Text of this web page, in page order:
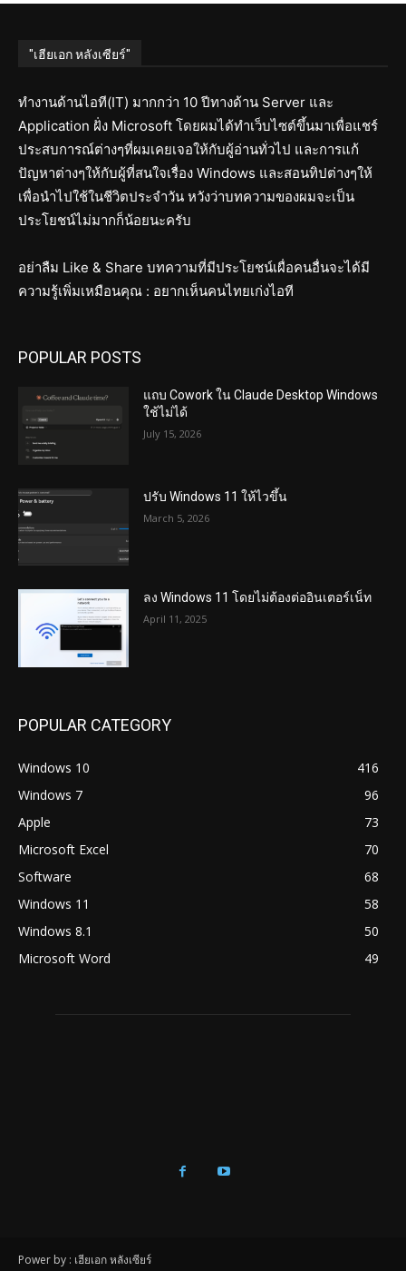
"เฮียเอก หลังเซียร์"
ทำงานด้านไอที(IT) มากกว่า 10 ปีทางด้าน Server และ
Application ฝั่ง Microsoft โดยผมได้ทำเว็บไซต์ขึ้นมาเพื่อแชร์
ประสบการณ์ต่างๆที่ผมเคยเจอให้กับผู้อ่านทั่วไป และการแก้
ปัญหาต่างๆให้กับผู้ที่สนใจเรื่อง Windows และสอนทิปต่างๆให้
เพื่อนำไปใช้ในชีวิตประจำวัน หวังว่าบทความของผมจะเป็น
ประโยชน์ไม่มากก็น้อยนะครับ
อย่าลืม Like & Share บทความที่มีประโยชน์เผื่อคนอื่นจะได้มี
ความรู้เพิ่มเหมือนคุณ : อยากเห็นคนไทยเก่งไอที
POPULAR POSTS
แถบ Cowork ใน Claude Desktop Windows
ใช้ไม่ได้
July 15, 2026
ปรับ Windows 11 ให้ไวขึ้น
March 5, 2026
ลง Windows 11 โดยไม่ต้องต่ออินเตอร์เน็ท
April 11, 2025
POPULAR CATEGORY
Windows 10
416
Windows 7
96
Apple
73
Microsoft Excel
70
Software
68
Windows 11
58
Windows 8.1
50
Microsoft Word
49
Power by : เฮียเอก หลังเซียร์